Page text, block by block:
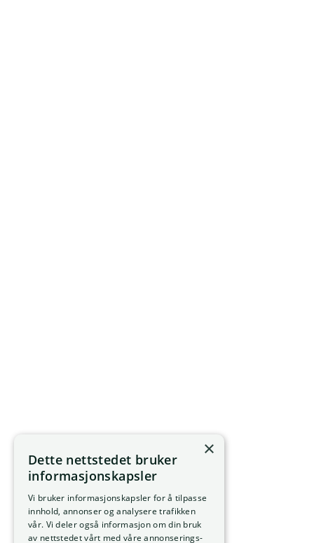
×
Dette nettstedet bruker
informasjonskapsler
Vi bruker informasjonskapsler for å tilpasse
innhold, annonser og analysere trafikken
vår. Vi deler også informasjon om din bruk
av nettstedet vårt med våre annonserings-